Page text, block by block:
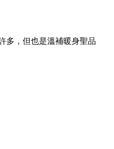
多，但也是溫補暖身聖品